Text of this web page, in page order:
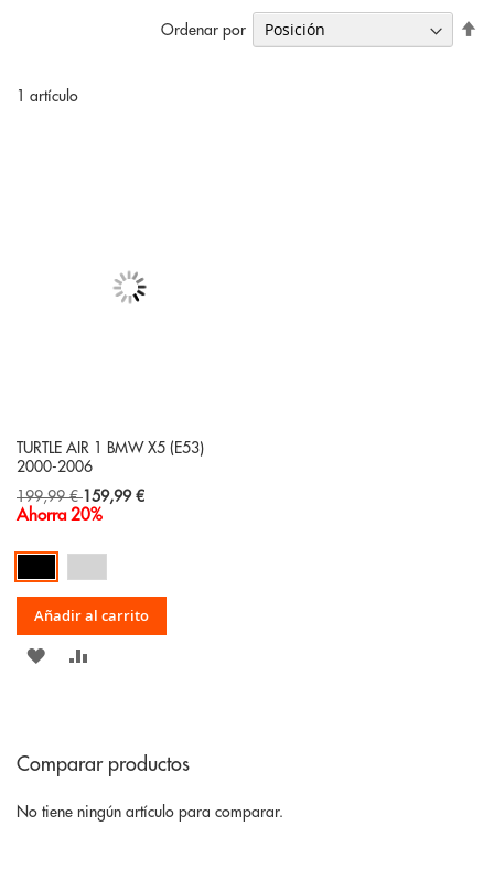
1 artículo
Ordenar por
TURTLE AIR 1 BMW X5 (E53)
2000-2006
199,99 € Special
Price
159,99 €
Ahorra 20%
Añadir al carrito
AÑADIR
LISTA
DE
Comparar productos
No tiene ningún artículo para comparar.